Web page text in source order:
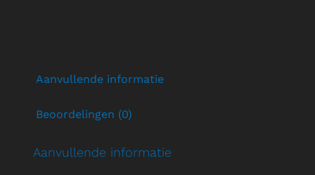
Aanvullende informatie
Beoordelingen (0)
Aanvullende informatie